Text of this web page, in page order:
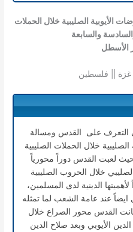
الأيوبية الصليبية خلال الحملات
والسابعة
الأسطل
غزة || فلسطين
التعرف على القدس ومسالة
خلال الحملات الصليبية
لعبت القدس دوراً محورياً
خلال الحروب الصليبية
الدينية لدى المسلمين،
عند عامة الشعب لما تمثله
القدس محور الصراع خلال
الأيوبي وبعد صلاح الدين